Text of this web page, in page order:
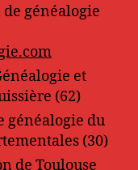
généalogie
et
(62)
généalogie du
(30)
de Toulouse